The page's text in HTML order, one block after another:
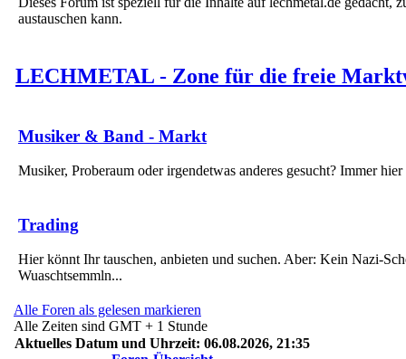
austauschen kann.
LECHMETAL - Zone für die freie
Musiker & Band - Markt
Musiker, Proberaum oder irgendetwas anderes gesucht? Immer
Trading
Hier könnt Ihr tauschen, anbieten und suchen. Aber: Kein Nazi-
Wuaschtsemmln...
Alle Foren als gelesen markieren
Alle Zeiten sind GMT + 1 Stunde
Aktuelles Datum und Uhrzeit: 06.08.2026, 21:35